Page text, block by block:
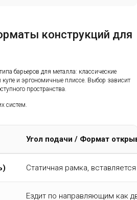
конструкций для
барьеров для металла: классические
и эргономичные плиссе. Выбор зависит
пространства.
систем.
Угол подачи / Формат
Статичная рамка,
Ездит по направляющим как